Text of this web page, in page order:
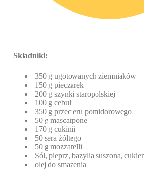
Składniki:
350 g ugotowanych ziemniaków
150 g pieczarek
200 g szynki staropolskiej
100 g cebuli
350 g przecieru pomidorowego
50 g mascarpone
170 g cukinii
50 sera żółtego
50 g mozzarelli
Sól, pieprz, bazylia suszona, cukier
olej do smażenia